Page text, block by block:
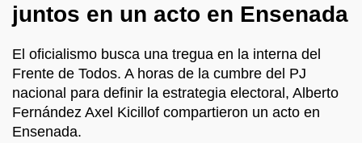
juntos en un acto en Ensenada
El oficialismo busca una tregua en la interna del
Frente de Todos. A horas de la cumbre del PJ
nacional para definir la estrategia electoral, Alberto
Fernández Axel Kicillof compartieron un acto en
Ensenada.